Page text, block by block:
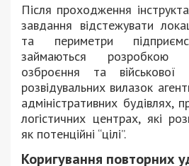
Після проходження
завдання відстежувати
та периметри
займаються розробкою
озброєння та
розвідувальних вилазок
адміністративних будівлях,
логістичних центрах, які
як потенційні “цілі”.
Коригування повторних